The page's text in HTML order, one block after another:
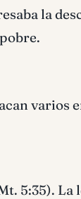
la
varios
5:35). La